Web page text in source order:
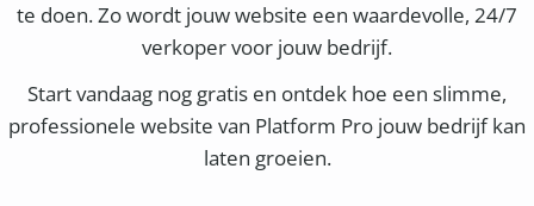
te doen. Zo wordt jouw website een waardevolle, 24/7
verkoper voor jouw bedrijf.
Start vandaag nog gratis en ontdek hoe een slimme,
professionele website van Platform Pro jouw bedrijf kan
laten groeien.